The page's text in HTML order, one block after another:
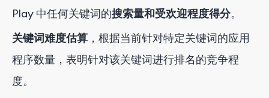
Play 中任何关键词的搜索量和受欢迎程度得分。
关键词难度估算 ，根据当前针对特定关键词的应用
程序数量，表明针对该关键词进行排名的竞争程
度。